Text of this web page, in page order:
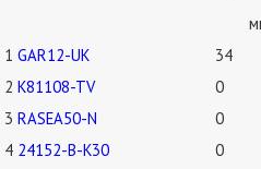
1 GAR12-UK 34
2 K81108-TV 0
3 RASEA50-N 0
4 24152-B-K30 0